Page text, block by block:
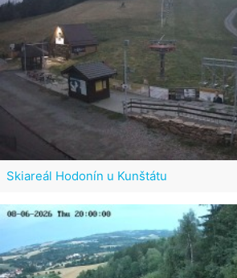
Skiareál Hodonín u Kunštátu